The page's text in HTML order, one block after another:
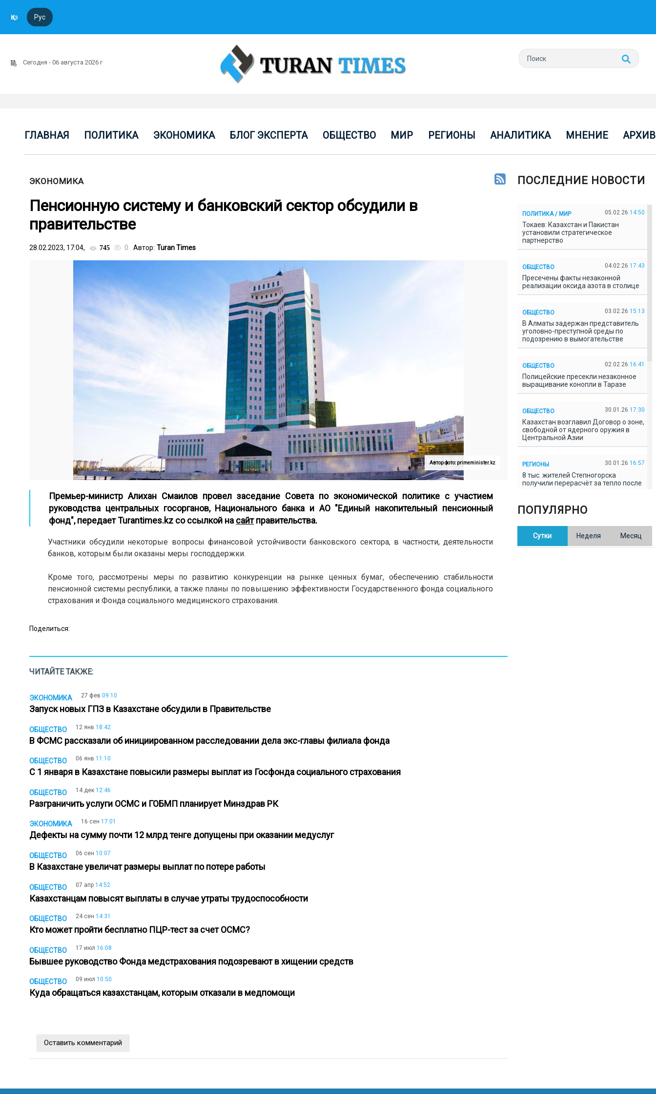
Қаз Рус
Сегодня - 06 августа 2026 г
ГЛАВНАЯ ПОЛИТИКА ЭКОНОМИКА БЛОГ ЭКСПЕРТА ОБЩЕСТВО МИР РЕГИОНЫ АНАЛИТИКА МНЕНИЕ АРХИВ
ЭКОНОМИКА
Пенсионную систему и банковский сектор обсудили в
правительстве
28.02.2023, 17:04, 745 0 Автор: Turan Times
Автор фото: primeminister.kz
Премьер-министр Алихан Смаилов провел заседание Совета по экономической политике с участием
руководства центральных госорганов, Национального банка и АО "Единый накопительный пенсионный
фонд", передаетTurantimes.kz со ссылкой на сайтправительства.
Участники обсудили некоторые вопросы финансовой устойчивости банковского сектора, в частности, деятельности
банков, которым были оказаны меры господдержки.
Кроме того, рассмотрены меры по развитию конкуренции на рынке ценных бумаг, обеспечению стабильности
пенсионной системы республики, а также планы по повышению эффективности Государственного фонда социального
страхования и Фонда социального медицинского страхования.
Поделиться:
ЧИТАЙТЕ ТАКЖЕ:
ЭКОНОМИКА 27 фев 09:10
Запуск новых ГПЗ в Казахстане обсудили в Правительстве
ОБЩЕСТВО 12 янв 18:42
В ФСМС рассказали об инициированном расследовании дела экс-главы филиала фонда
ОБЩЕСТВО 06 янв 11:10
С 1 января в Казахстане повысили размеры выплат из Госфонда социального страхования
ОБЩЕСТВО 14 дек 12:46
Разграничить услуги ОСМС и ГОБМП планирует Минздрав РК
ЭКОНОМИКА 16 сен 17:01
Дефекты на сумму почти 12 млрд тенге допущены при оказании медуслуг
ОБЩЕСТВО 06 сен 10:07
В Казахстане увеличат размеры выплат по потере работы
ОБЩЕСТВО 07 апр 14:52
Казахстанцам повысят выплаты в случае утраты трудоспособности
ОБЩЕСТВО 24 сен 14:31
Кто может пройти бесплатно ПЦР-тест за счет ОСМС?
ОБЩЕСТВО 17 июл 16:08
Бывшее руководство Фонда медстрахования подозревают в хищении средств
ОБЩЕСТВО 09 июл 10:50
Куда обращаться казахстанцам, которым отказали в медпомощи
Оставить комментарий
ПОСЛЕДНИЕ НОВОСТИ
ПОЛИТИКА / МИР 05.02.26 14:50
Токаев: Казахстан и Пакистан
установили стратегическое
партнерство
ОБЩЕСТВО 04.02.26 17:43
Пресечены факты незаконной
реализации оксида азота в столице
ОБЩЕСТВО 03.02.26 15:13
В Алматы задержан представитель
уголовно-преступной среды по
подозрению в вымогательстве
ОБЩЕСТВО 02.02.26 16:41
Полицейские пресекли незаконное
выращивание конопли в Таразе
ОБЩЕСТВО 30.01.26 17:30
Казахстан возглавил Договор о зоне,
свободной от ядерного оружия в
Центральной Азии
РЕГИОНЫ 30.01.26 16:57
8 тыс. жителей Степногорска
получили перерасчёт за тепло после
В Казахстане готовят новую
редакцию Конституции: меняется
ПОПУЛЯРНО
Сутки Неделя Месяц